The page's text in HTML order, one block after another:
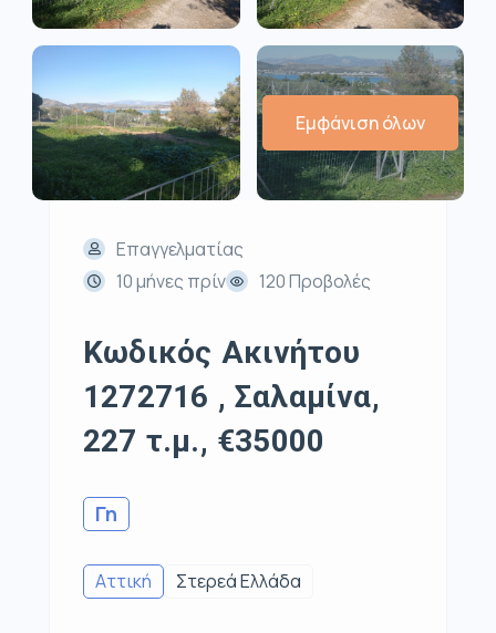
Εμφάνιση όλων
Επαγγελματίας
10 μήνες πρίν
120 Προβολές
Κωδικός Ακινήτου
1272716 , Σαλαμίνα,
227 τ.μ., €35000
Γη
Αττική Στερεά Ελλάδα